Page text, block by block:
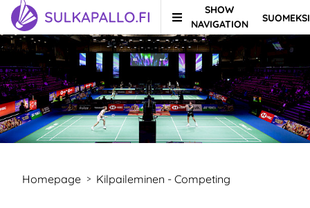
Skip to content
TO HOMEPAGE
SHOW
NAVIGATION
SUOMEKSI
Homepage > Kilpaileminen - Competing